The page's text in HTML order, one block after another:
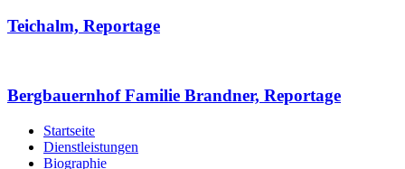
Teichalm, Reportage
Bergbauernhof Familie Brandner, Reportage
Startseite
Dienstleistungen
Biographie